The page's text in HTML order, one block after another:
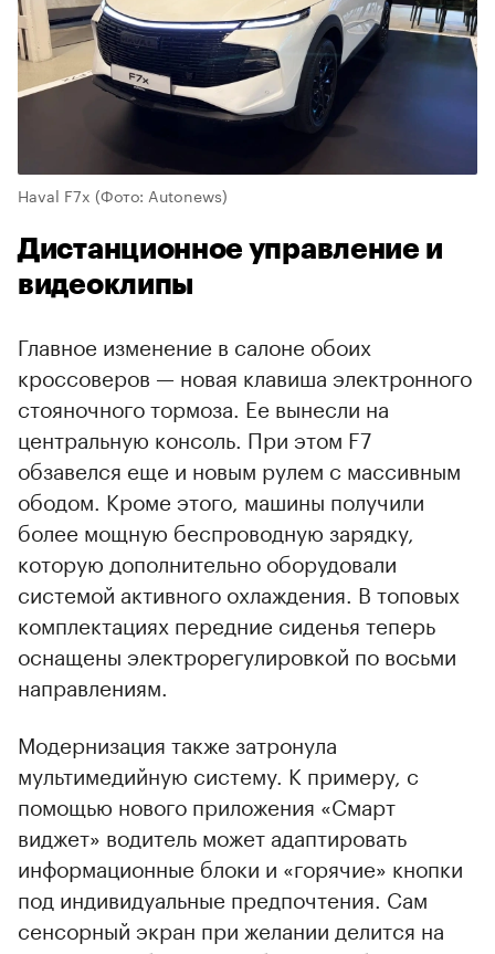
Haval F7x (Фото: Autonews)
Дистанционное управление и
видеоклипы
Главное изменение в салоне обоих
кроссоверов — новая клавиша электронного
стояночного тормоза. Ее вынесли на
центральную консоль. При этом F7
обзавелся еще и новым рулем с массивным
ободом. Кроме этого, машины получили
более мощную беспроводную зарядку,
которую дополнительно оборудовали
системой активного охлаждения. В топовых
комплектациях передние сиденья теперь
оснащены электрорегулировкой по восьми
направлениям.
Модернизация также затронула
мультимедийную систему. К примеру, с
помощью нового приложения «Смарт
виджет» водитель может адаптировать
информационные блоки и «горячие» кнопки
под индивидуальные предпочтения. Сам
сенсорный экран при желании делится на